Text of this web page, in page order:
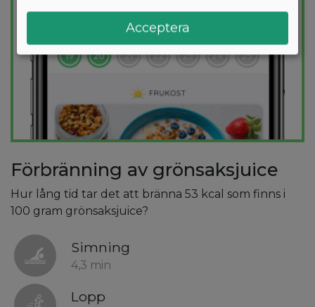
Förbränning av grönsaksjuice
Hur lång tid tar det att bränna 53 kcal som finns i
100 gram grönsaksjuice?
Simning
4,3 min
Lopp
Acceptera